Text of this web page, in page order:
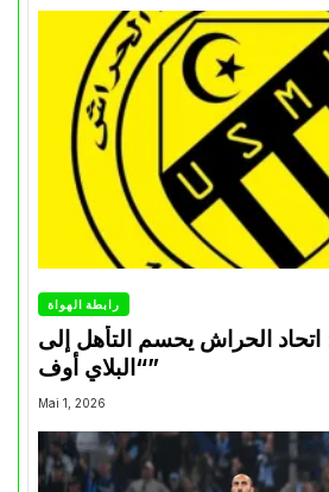
رابطة الهواة
: اتحاد الحراش يحسم التأهل إلى
“البلاي أوف”
Mai 1, 2026